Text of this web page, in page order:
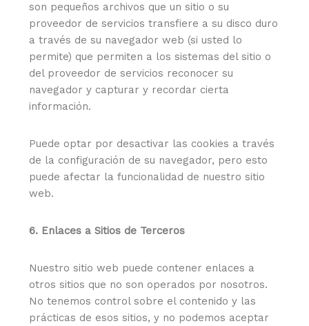
son pequeños archivos que un sitio o su
proveedor de servicios transfiere a su disco duro
a través de su navegador web (si usted lo
permite) que permiten a los sistemas del sitio o
del proveedor de servicios reconocer su
navegador y capturar y recordar cierta
información.
Puede optar por desactivar las cookies a través
de la configuración de su navegador, pero esto
puede afectar la funcionalidad de nuestro sitio
web.
6. Enlaces a Sitios de Terceros
Nuestro sitio web puede contener enlaces a
otros sitios que no son operados por nosotros.
No tenemos control sobre el contenido y las
prácticas de esos sitios, y no podemos aceptar